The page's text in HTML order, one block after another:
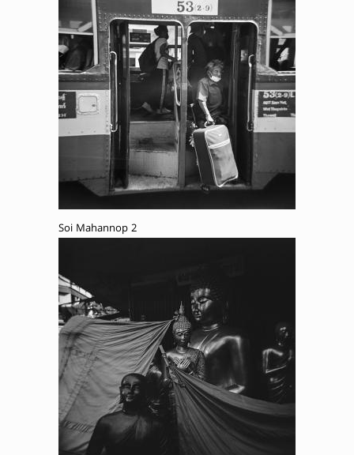
Soi Mahannop 2